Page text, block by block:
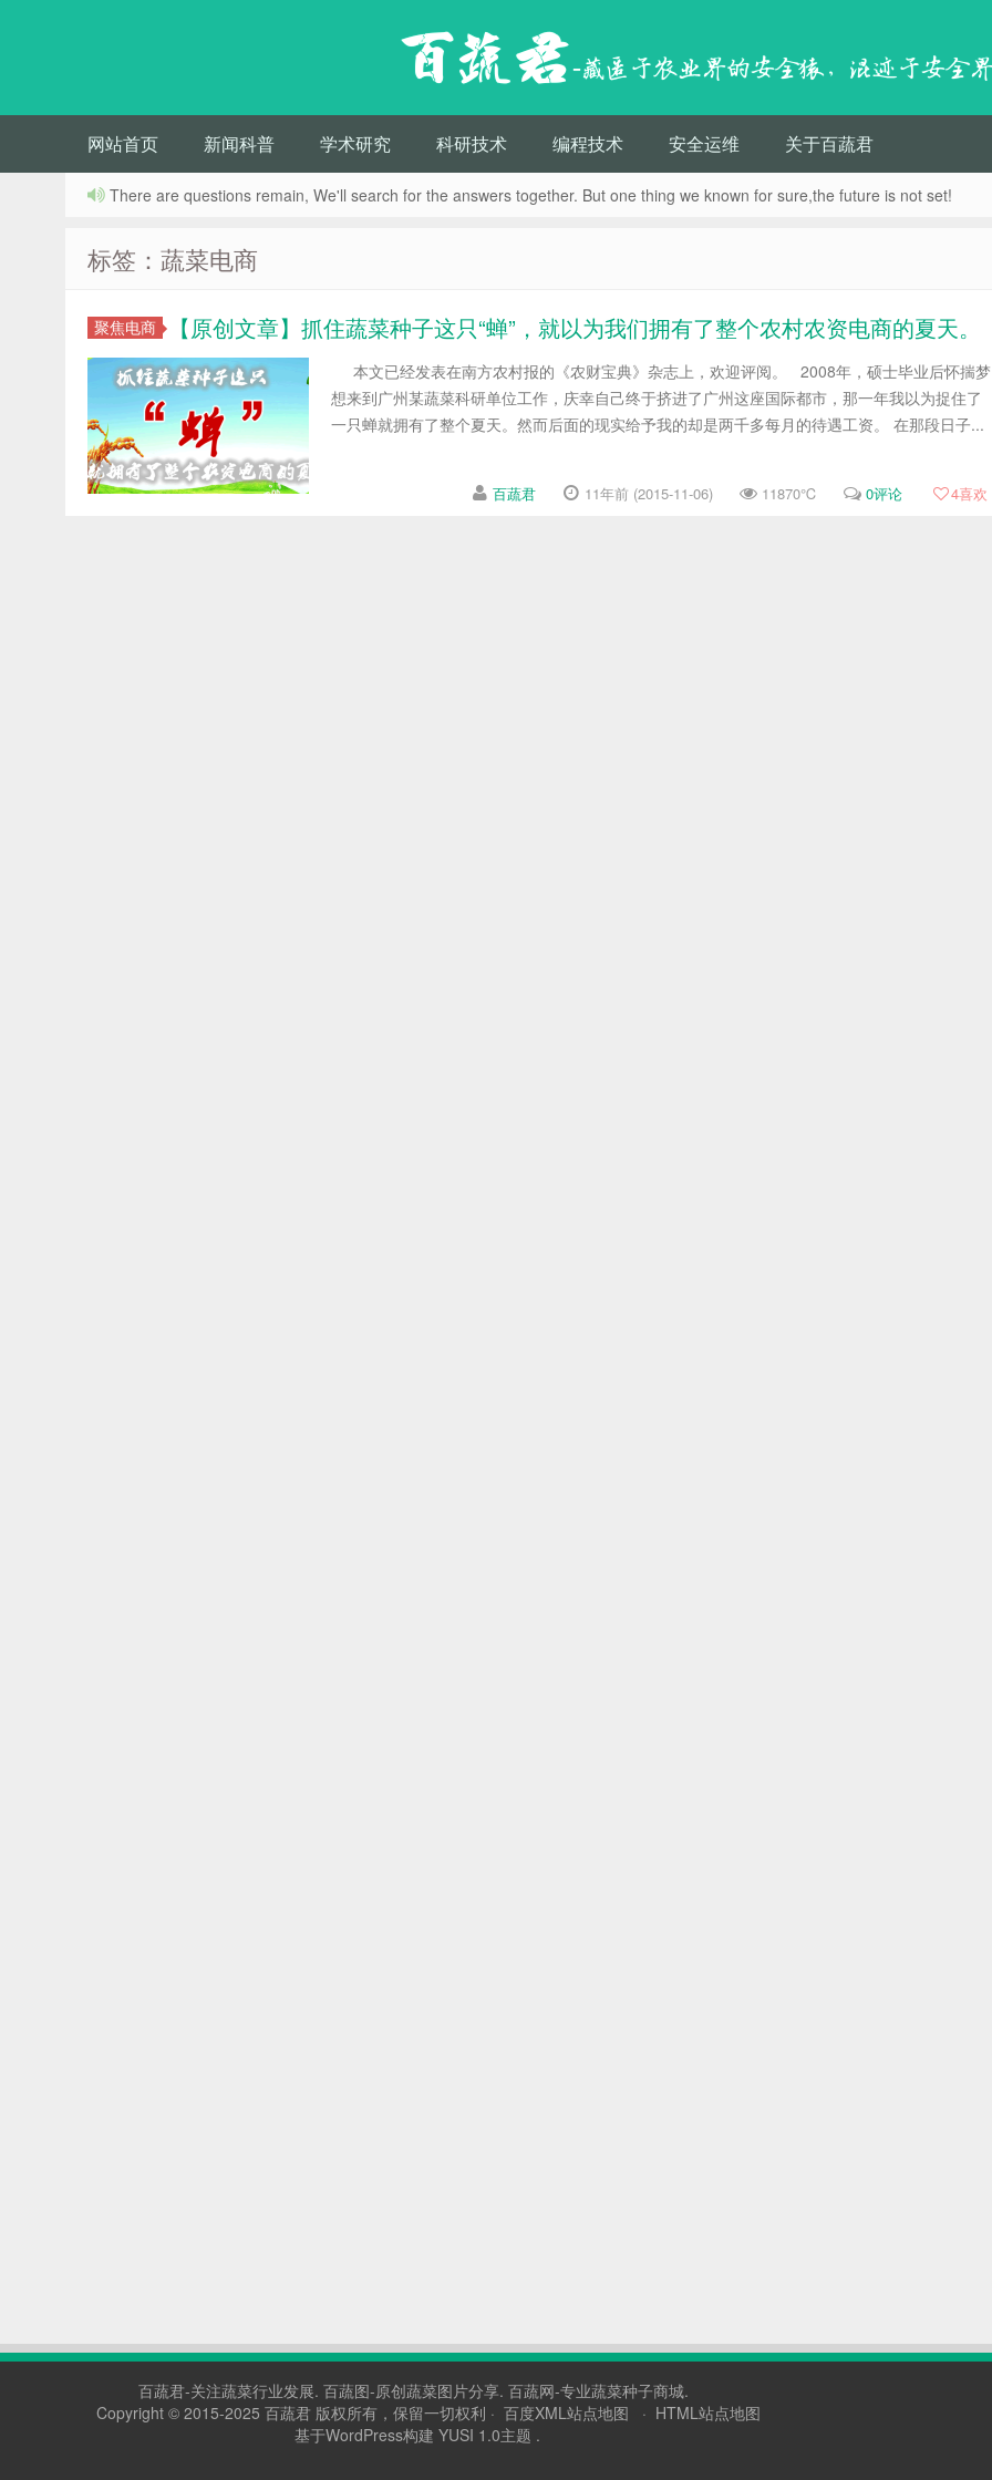
百蔬君-藏匿于农业界的安全猿，混迹于安全
网站首页 新闻科普 学术研究 科研技术 编程技术 安全运维 关于百蔬君
There are questions remain, We'll search for the answers together. But one thing we known for sure,the future is not set!
标签：蔬菜电商
聚焦电商 【原创文章】抓住蔬菜种子这只“蝉”，就以为我们拥有了整个农村农资电商的夏天。
本文已经发表在南方农村报的《农财宝典》杂志上，欢迎评阅。 2008年，硕士毕业后怀揣梦
想来到广州某蔬菜科研单位工作，庆幸自己终于挤进了广州这座国际都市，那一年我以为捉住了
一只蝉就拥有了整个夏天。然而后面的现实给予我的却是两千多每月的待遇工资。 在那段日子...
百蔬君 11年前 (2015-11-06) 11870℃ 0评论 4喜欢
百蔬君-关注蔬菜行业发展. 百蔬图-原创蔬菜图片分享. 百蔬网-专业蔬菜种子商城.
Copyright © 2015-2025 百蔬君 版权所有，保留一切权利 · 百度XML站点地图 · HTML站点地图
基于WordPress构建 YUSI 1.0主题 .